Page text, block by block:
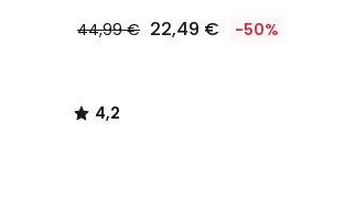
44,99 € 22,49 € -50%
4,2
/